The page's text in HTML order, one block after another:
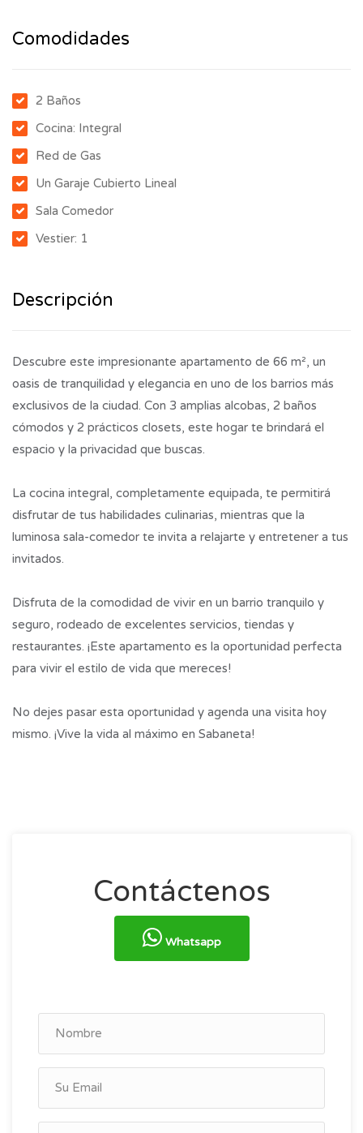
Comodidades
2 Baños
Cocina: Integral
Red de Gas
Un Garaje Cubierto Lineal
Sala Comedor
Vestier: 1
Descripción
Descubre este impresionante apartamento de 66 m², un
oasis de tranquilidad y elegancia en uno de los barrios más
exclusivos de la ciudad. Con 3 amplias alcobas, 2 baños
cómodos y 2 prácticos closets, este hogar te brindará el
espacio y la privacidad que buscas.
La cocina integral, completamente equipada, te permitirá
disfrutar de tus habilidades culinarias, mientras que la
luminosa sala-comedor te invita a relajarte y entretener a tus
invitados.
Disfruta de la comodidad de vivir en un barrio tranquilo y
seguro, rodeado de excelentes servicios, tiendas y
restaurantes. ¡Este apartamento es la oportunidad perfecta
para vivir el estilo de vida que mereces!
No dejes pasar esta oportunidad y agenda una visita hoy
mismo. ¡Vive la vida al máximo en Sabaneta!
Contáctenos
Whatsapp